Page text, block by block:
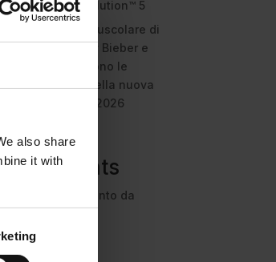
also share
it with
della Gel-Resolution™ 5
L’universo crepuscolare di
Miu Miu: Hailey Bieber e
Xiao Wen Ju sono le
protagoniste della nuova
campagna FW 2026
Recent
Comments
Nessun commento da